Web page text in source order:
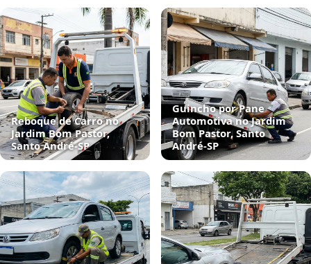
Reboque de Carro no
Jardim Bom Pastor,
Santo André‑SP
Guincho por Pane
Automotiva no Jardim
Bom Pastor, Santo
André‑SP